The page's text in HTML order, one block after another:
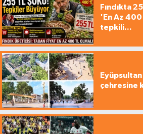
Fındıkta
'En Az
tepkili...
çehresine